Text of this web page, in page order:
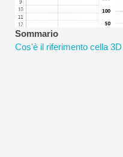
Tutorial sulla
Modulo completo
Sommario
Cos'è il riferimento cella